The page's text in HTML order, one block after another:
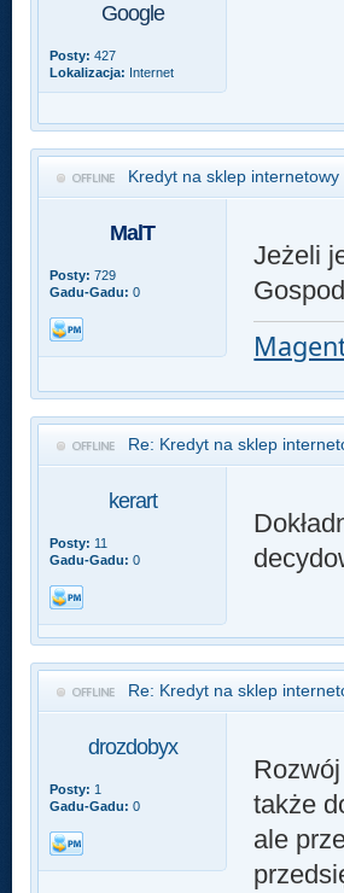
Google
Posty: 427
Lokalizacja: Internet
Kredyt na sklep internetowy
MalT
Posty: 729
Gadu-Gadu: 0
Jeżeli
Re: Kredyt na sklep
kerart
Posty: 11
Gadu-Gadu: 0
Re: Kredyt na sklep
drozdobyx
Posty: 1
Gadu-Gadu: 0
także
ale